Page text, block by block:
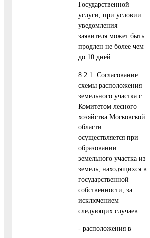
Государственной
услуги, при условии
уведомления
заявителя может быть
продлен не более чем
до 10 дней.
8.2.1. Согласование
схемы расположения
земельного участка с
Комитетом лесного
хозяйства Московской
области
осуществляется при
образовании
земельного участка из
земель, находящихся в
государственной
собственности, за
исключением
следующих случаев:
- расположения в